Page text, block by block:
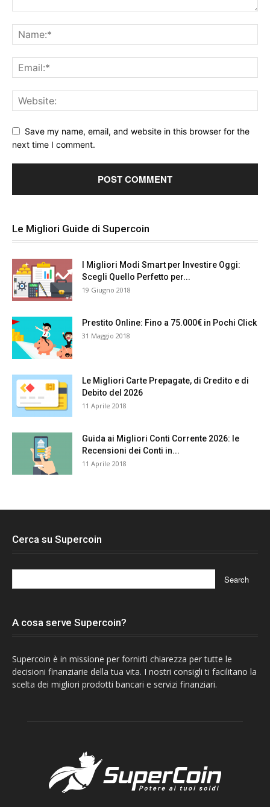
Save my name, email, and website in this browser for the
next time I comment.
Le Migliori Guide di Supercoin
I Migliori Modi Smart per Investire Oggi:
Scegli Quello Perfetto per...
19 Giugno 2018
Prestito Online: Fino a 75.000€ in Pochi Click
31 Maggio 2018
Le Migliori Carte Prepagate, di Credito e di
Debito del 2026
11 Aprile 2018
Guida ai Migliori Conti Corrente 2026: le
Recensioni dei Conti in...
11 Aprile 2018
Cerca su Supercoin
A cosa serve Supercoin?
Supercoin è in missione per fornirti chiarezza per tutte le
decisioni finanziarie della tua vita. I nostri consigli ti facilitano la
scelta dei migliori prodotti bancari e servizi finanziari.